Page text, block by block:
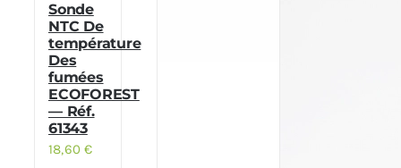
Sonde
NTC De
température
Des
fumées
ECOFOREST
— Réf.
61343
18,60€